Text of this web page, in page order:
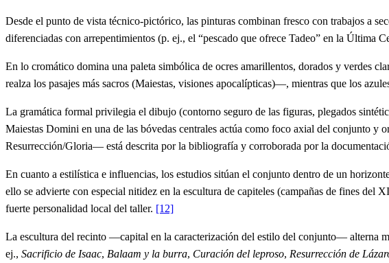
Desde el punto de vista técnico-pictórico, las pinturas combinan fresco con trabajos a
diferenciadas con arrepentimientos (p. ej., el “pescado que ofrece Tadeo” en la Última
En lo cromático domina una paleta simbólica de ocres amarillentos, dorados y verdes
realza los pasajes más sacros (Maiestas, visiones apocalípticas)—, mientras que los
La gramática formal privilegia el dibujo (contorno seguro de las figuras, plegados
Maiestas Domini en una de las bóvedas centrales actúa como foco axial del conjunto
Resurrección/Gloria— está descrita por la bibliografía y corroborada por la
En cuanto a estilística e influencias, los estudios sitúan el conjunto dentro de un
ello se advierte con especial nitidez en la escultura de capiteles (campañas de fines
fuerte personalidad local del taller. [12]
La escultura del recinto —capital en la caracterización del estilo del conjunto— alterna
ej., Sacrificio de Isaac, Balaam y la burra, Curación del leproso, Resurrección de